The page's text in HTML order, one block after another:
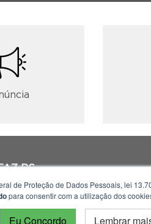
RS
de Proteção de Dados Pessoais, lei
para consentir com a utilização dos
Eu Concordo Lembrar